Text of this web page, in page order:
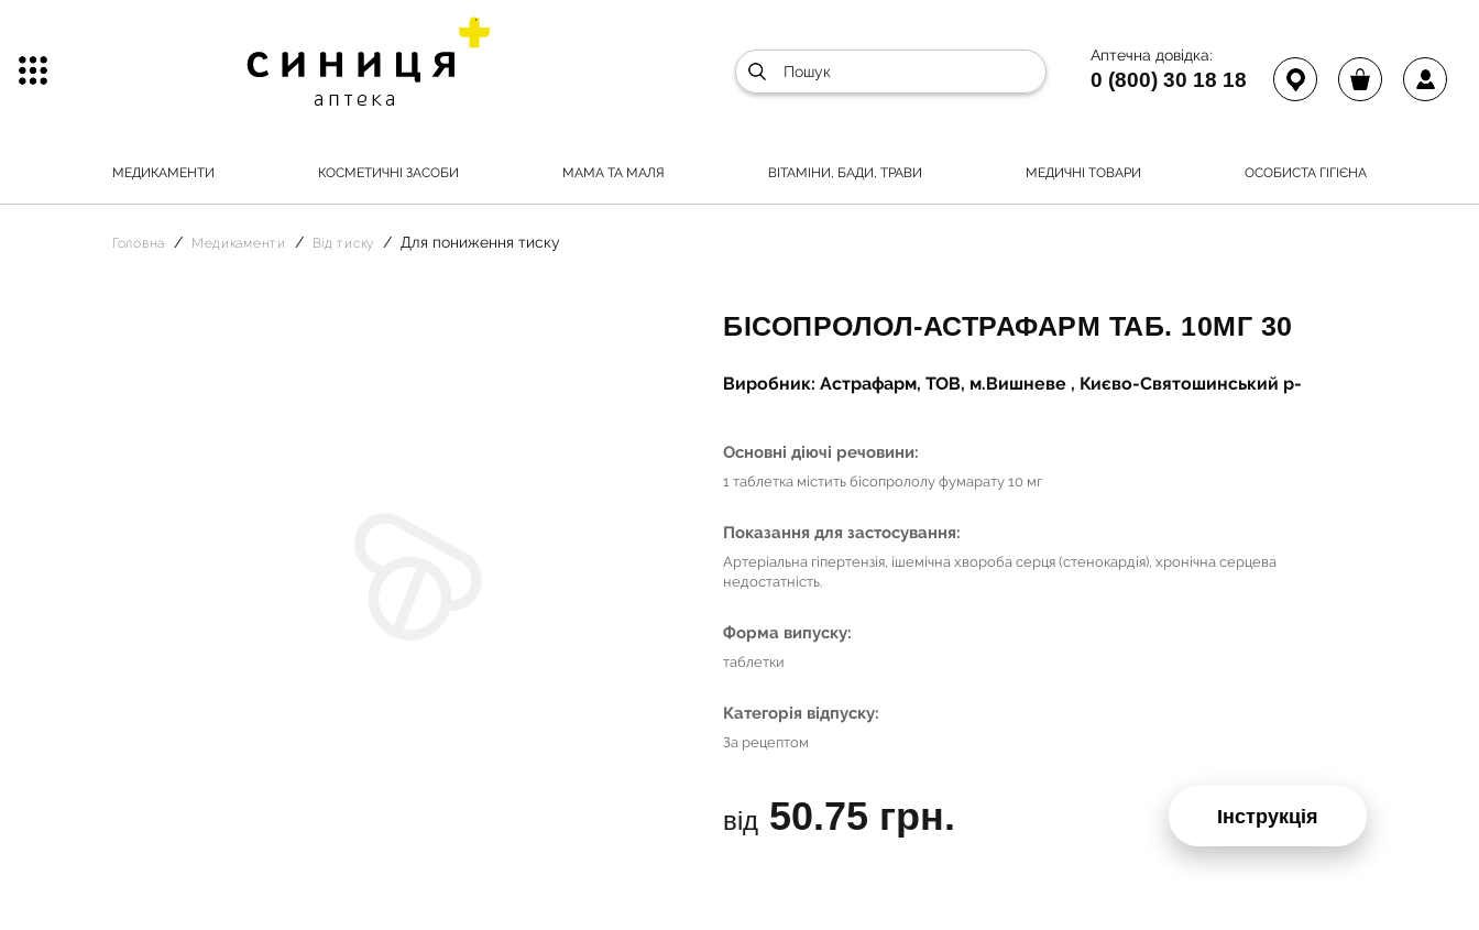
Аптечна довідка:
0 (800) 30 18 18
МЕДИКАМЕНТИ КОСМЕТИЧНІ ЗАСОБИ МАМА ТА МАЛЯ ВІТАМІНИ, БАДИ, ТРАВИ МЕДИЧНІ ТОВАРИ ОСОБИСТА ГІГІЄНА
Головна Медикаменти Від тиску Для пониження тиску
БІСОПРОЛОЛ-АСТРАФАРМ ТАБ. 10МГ 30
Виробник: Астрафарм, ТОВ, м.Вишневе , Києво-Святошинський р-
Основні діючі речовини:
1 таблетка містить бісопрололу фумарату 10 мг
Показання для застосування:
Артеріальна гіпертензія, ішемічна хвороба серця (стенокардія), хронічна серцева
недостатність.
Форма випуску:
таблетки
Категорія відпуску:
За рецептом
від 50.75 грн. Інструкція